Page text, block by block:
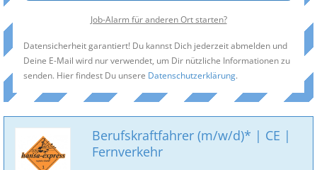
Job-Alarm für anderen Ort starten?
Datensicherheit garantiert! Du kannst Dich jederzeit abmelden und
Deine E-Mail wird nur verwendet, um Dir nützliche Informationen zu
senden. Hier findest Du unsere Datenschutzerklärung.
Berufskraftfahrer (m/w/d)* | CE |
Fernverkehr